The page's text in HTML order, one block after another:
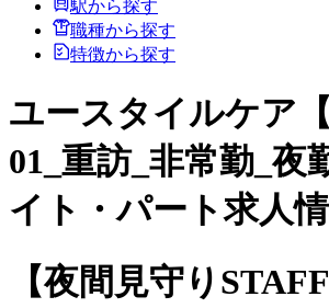
駅から探す
職種から探す
特徴から探す
ユースタイルケア【
01_重訪_非常勤_夜
イト・パート求人
【夜間見守り